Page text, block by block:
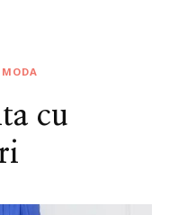
MODA
cu